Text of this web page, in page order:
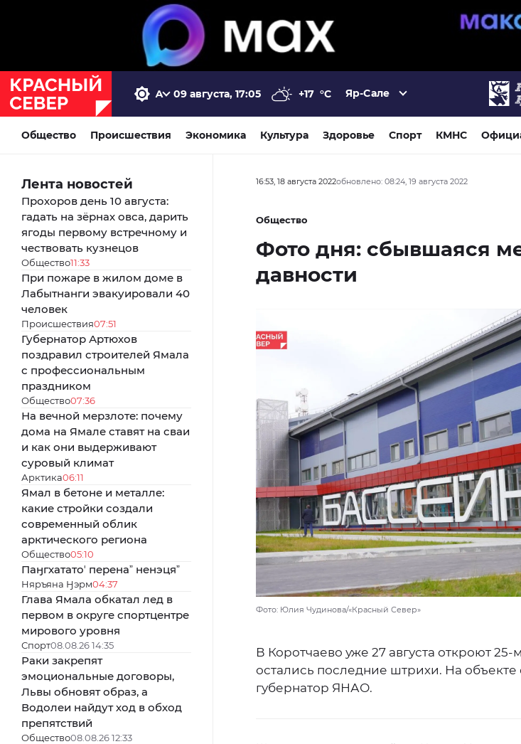
09 августа, 17:05 +17 °C Яр-Сале
Общество Происшествия Экономика Культура Здоровье Спорт КМНС
Лента новостей
Прохоров день 10 августа:
гадать на зёрнах овса, дарить
ягоды первому встречному и
чествовать кузнецов
Общество11:33
При пожаре в жилом доме в
Лабытнанги эвакуировали 40
человек
Происшествия07:51
Губернатор Артюхов
поздравил строителей Ямала
с профессиональным
праздником
Общество07:36
На вечной мерзлоте: почему
дома на Ямале ставят на сваи
и как они выдерживают
суровый климат
Арктика06:11
Ямал в бетоне и металле:
какие стройки создали
современный облик
арктического региона
Общество05:10
Паӈгхататоʼ перенаˮ ненэцяˮ
Няръяна Ӈэрм04:37
Глава Ямала обкатал лед в
первом в округе спортцентре
мирового уровня
Спорт08.08.26 14:35
Раки закрепят
эмоциональные договоры,
Львы обновят образ, а
Водолеи найдут ход в обход
препятствий
Общество08.08.26 12:33
16:53, 18 августа 2022обновлено: 08:24, 19 августа 2022
Общество
Фото дня: сбывшаяся
давности
Фото: Юлия Чудинова/«Красный Север»
В Коротчаево уже 27 августа откроют
остались последние штрихи. На объекте
губернатор ЯНАО.